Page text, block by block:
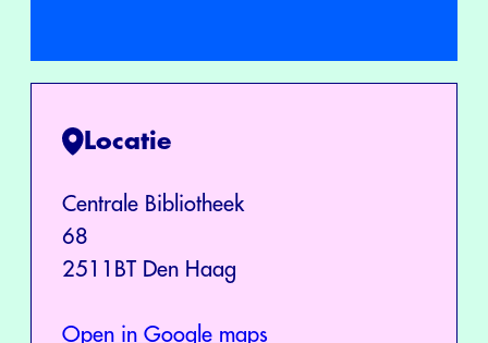
Locatie
Centrale Bibliotheek
68
2511BT Den Haag
Open in Google maps